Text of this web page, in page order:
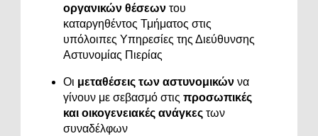
οργανικών θέσεων του
καταργηθέντος Τμήματος στις
υπόλοιπες Υπηρεσίες της Διεύθυνσης
Αστυνομίας Πιερίας
Οι μεταθέσεις των αστυνομικών να
γίνουν με σεβασμό στις προσωπικές
και οικογενειακές ανάγκες των
συναδέλφων